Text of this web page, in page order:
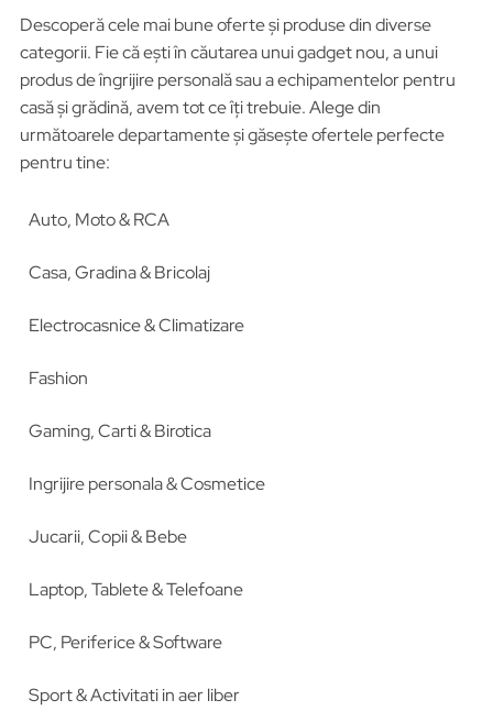
Descoperă cele mai bune oferte și produse din diverse
categorii. Fie că ești în căutarea unui gadget nou, a unui
produs de îngrijire personală sau a echipamentelor pentru
casă și grădină, avem tot ce îți trebuie. Alege din
următoarele departamente și găsește ofertele perfecte
pentru tine:
Auto, Moto & RCA
Casa, Gradina & Bricolaj
Electrocasnice & Climatizare
Fashion
Gaming, Carti & Birotica
Ingrijire personala & Cosmetice
Jucarii, Copii & Bebe
Laptop, Tablete & Telefoane
PC, Periferice & Software
Sport & Activitati in aer liber